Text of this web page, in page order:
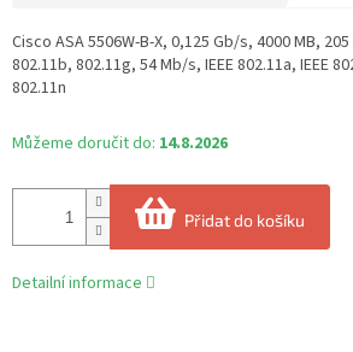
cena:
Můžeme doručit do: 14.8.2026
Přidat do košíku
Cisco ASA 5506W-B-X, 0,125 Gb/s, 4000 MB,
802.11b, 802.11g, 54 Mb/s, IEEE 802.11a, IEEE
802.11n
Detailní informace